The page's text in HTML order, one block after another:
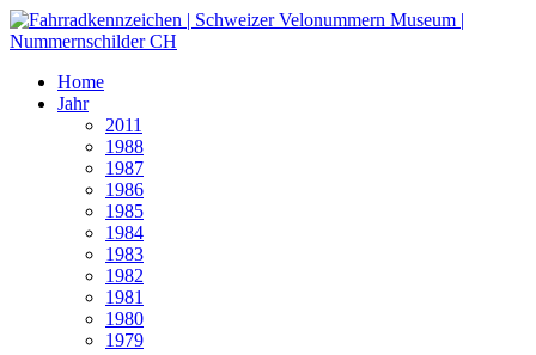
Home
Jahr
2011
1988
1987
1986
1985
1984
1983
1982
1981
1980
1979